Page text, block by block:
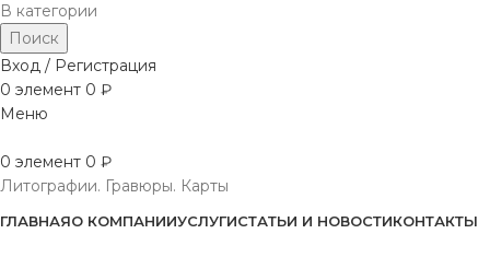
В категории
Поиск
Вход / Регистрация
0 элемент 0 ₽
Меню
0 элемент 0 ₽
Литографии. Гравюры. Карты
ГЛАВНАЯО КОМПАНИИУСЛУГИСТАТЬИ И НОВОСТИКОНТАКТЫ